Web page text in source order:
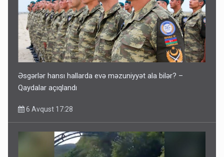
Əsgərlər hansı hallarda evə məzuniyyət ala bilər? –
Qaydalar açıqlandı
6 Avqust 17:28